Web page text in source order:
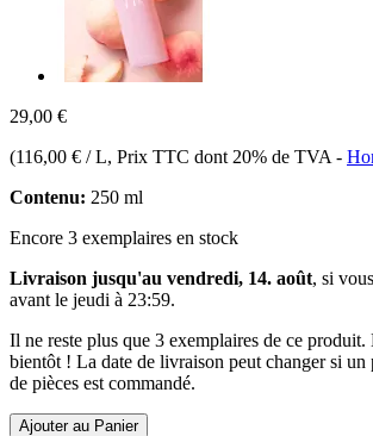
29,00 €
(116,00 € / L, Prix TTC dont 20% de TVA -
Contenu: 250 ml
Encore 3 exemplaires en stock
Livraison jusqu'au vendredi, 14. août, si
avant le jeudi à 23:59.
Il ne reste plus que 3 exemplaires de ce
bientôt ! La date de livraison peut changer si un
de pièces est commandé.
Ajouter au Panier